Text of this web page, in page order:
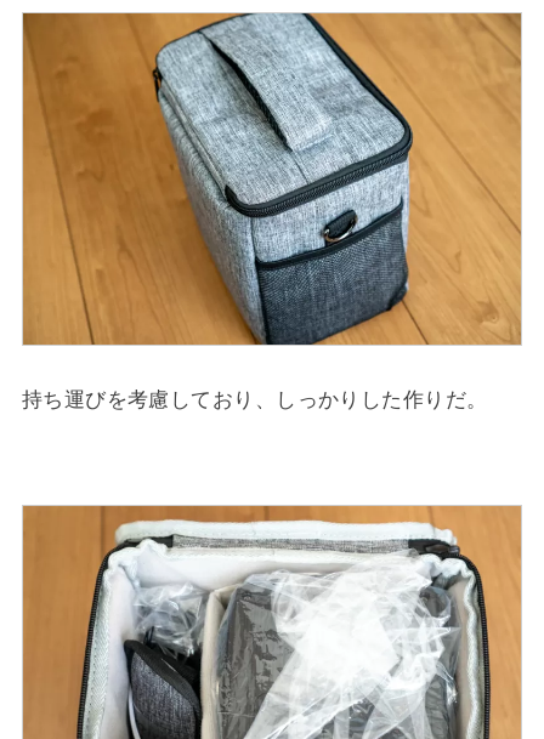
持ち運びを考慮しており、しっかりした作りだ。